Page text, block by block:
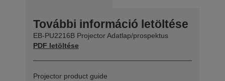
További információ letöltése
EB-PU2216B Projector Adatlap/prospektus
PDF letöltése
Projector product guide